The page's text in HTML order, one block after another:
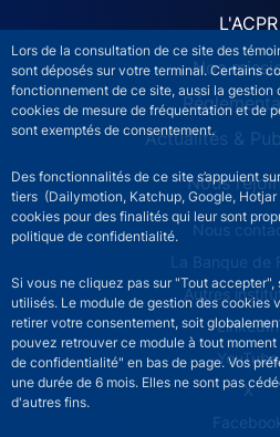
Lors de la consultation de ce site des
sont déposés sur votre terminal. Certains
fonctionnement de ce site, aussi la gestion
cookies de mesure de fréquentation et de
sont exemptés de consentement.
Des fonctionnalités de ce site s’appuient
tiers (Dailymotion, Katchup, Google,
cookies pour des finalités qui leur sont
politique de confidentialité.
Si vous ne cliquez pas sur "Tout
utilisés. Le module de gestion des cookies
retirer votre consentement, soit
pouvez retrouver ce module à tout
de confidentialité" en bas de page. Vos
une durée de 6 mois. Elles ne sont pas
d'autres fins.
L'ACPR
Nos
Actualités &
Nous
ACPR footer secondary menu
Nous
La Banque de
Autres
LinkedIn
YouTube
X